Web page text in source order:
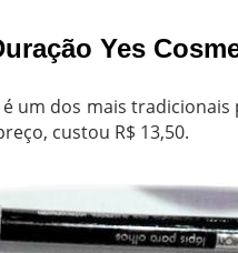
Yes
é um dos mais
custou R$ 13,50.